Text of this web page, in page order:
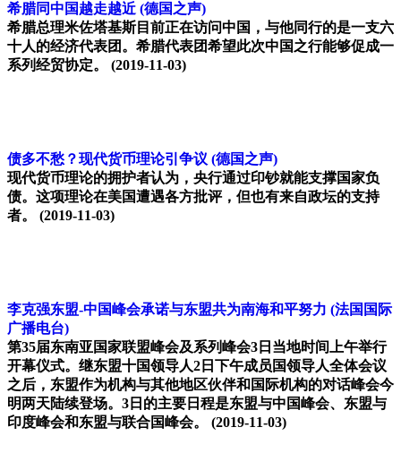
希腊同中国越走越近 (德国之声)
希腊总理米佐塔基斯目前正在访问中国，与他同行的是一支六
十人的经济代表团。希腊代表团希望此次中国之行能够促成一
系列经贸协定。
(2019-11-03)
债多不愁？现代货币理论引争议 (德国之声)
现代货币理论的拥护者认为，央行通过印钞就能支撑国家负
债。这项理论在美国遭遇各方批评，但也有来自政坛的支持
者。
(2019-11-03)
李克强东盟-中国峰会承诺与东盟共为南海和平努力 (法国国际
广播电台)
第35届东南亚国家联盟峰会及系列峰会3日当地时间上午举行
开幕仪式。继东盟十国领导人2日下午成员国领导人全体会议
之后，东盟作为机构与其他地区伙伴和国际机构的对话峰会今
明两天陆续登场。3日的主要日程是东盟与中国峰会、东盟与
印度峰会和东盟与联合国峰会。 (2019-11-03)